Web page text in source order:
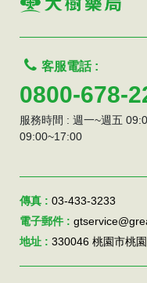
客服電話 :
0800-678-
服務時間 : 週一~週五
09:00~17:00
傳真 : 03-433-3233
電子郵件 :
地址 : 330046 桃園市桃